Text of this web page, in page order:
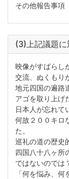
その他報告事項
(3)上記議題に
映像がすばらし
交流、ぬくもり
地元四国の遍路
アゴを取り上げ
日本人が忘れて
何故２００キロ
た。
巡礼の道の歴史
四国八十八ヶ所
ではないのでは
「何を悩み、